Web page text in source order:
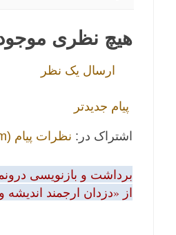
هیچ نظری
ارسال یک نظر
پیام جدیدتر
اشتراک در: نظرات پیام (Atom)
برداشت و بازنویسی
از «دزدان ارجمند